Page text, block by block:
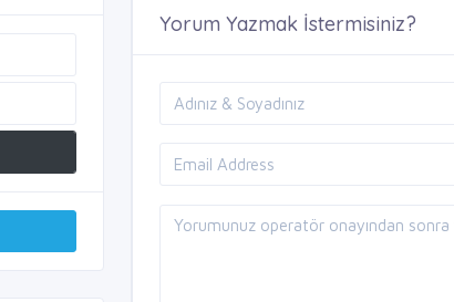
Yorum Yazmak İstermisiniz?